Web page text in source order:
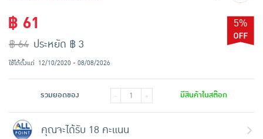
฿ 61
฿ 64
5%
ประหยัด ฿ 3
ใช้ได้ตั้งแต่ 12/10/2020 - 08/08/2026
รวมยอดของ - + มีสินค้าในสต๊อก
คุณจะได้รับ 18 คะแนน